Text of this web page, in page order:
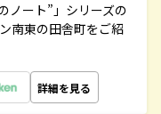
ノート”」シリーズの
南東の田舎町をご紹
詳細を見る